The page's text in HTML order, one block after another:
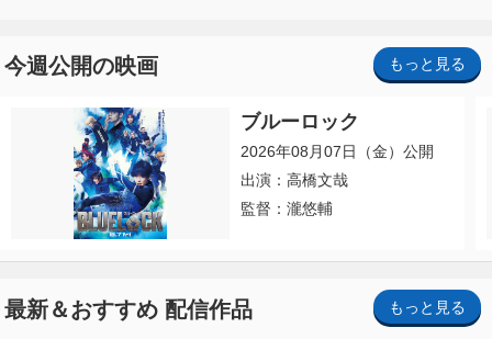
今週公開の映画 もっと見る
ブルーロック
2026年08月07日（金）公開
出演：高橋文哉
監督：瀧悠輔
最新＆おすすめ 配信作品 もっと見る